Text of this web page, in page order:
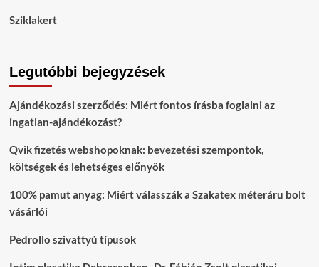
Sziklakert
Legutóbbi bejegyzések
Ajándékozási szerződés: Miért fontos írásba foglalni az
ingatlan-ajándékozást?
Qvik fizetés webshopoknak: bevezetési szempontok,
költségek és lehetséges előnyök
100% pamut anyag: Miért válasszák a Szakatex méteráru bolt
vásárlói
Pedrollo szivattyú típusok